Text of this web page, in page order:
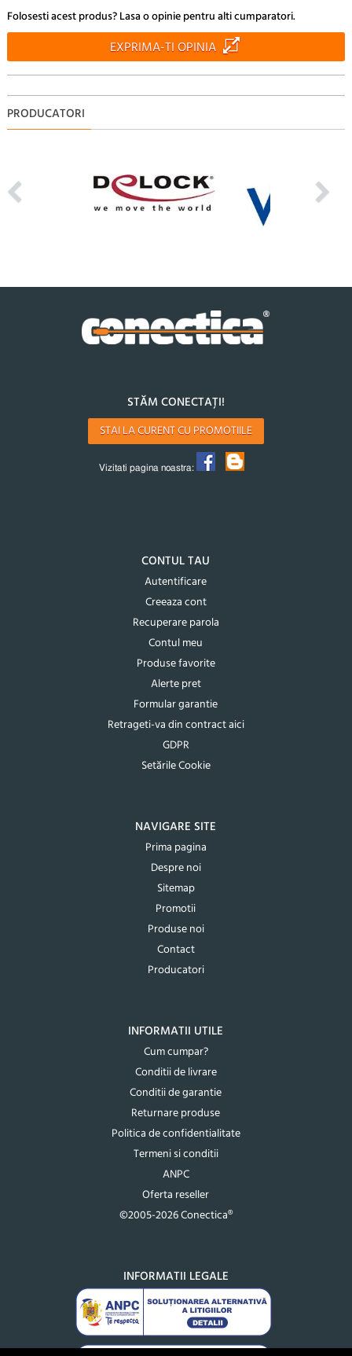
RENUNTA
TRIMITE
Folosesti acest produs? Lasa o opinie pentru alti cumparatori.
EXPRIMA-TI OPINIA
PRODUCATORI
STĂM CONECTAȚI!
STAI LA CURENT CU PROMOTIILE
Vizitati pagina noastra:
CONTUL TAU
Autentificare
Creeaza cont
Recuperare parola
Contul meu
Produse favorite
Alerte pret
Formular garantie
Retrageti-va din contract aici
GDPR
Setările Cookie
NAVIGARE SITE
Prima pagina
Despre noi
Sitemap
Promotii
Produse noi
Contact
Producatori
INFORMATII UTILE
Cum cumpar?
Conditii de livrare
Conditii de garantie
Returnare produse
Politica de confidentialitate
Termeni si conditii
ANPC
Oferta reseller
©2005-2026 Conectica®
INFORMATII LEGALE